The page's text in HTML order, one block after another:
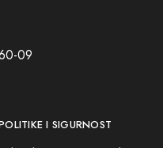
09
I SIGURNOST